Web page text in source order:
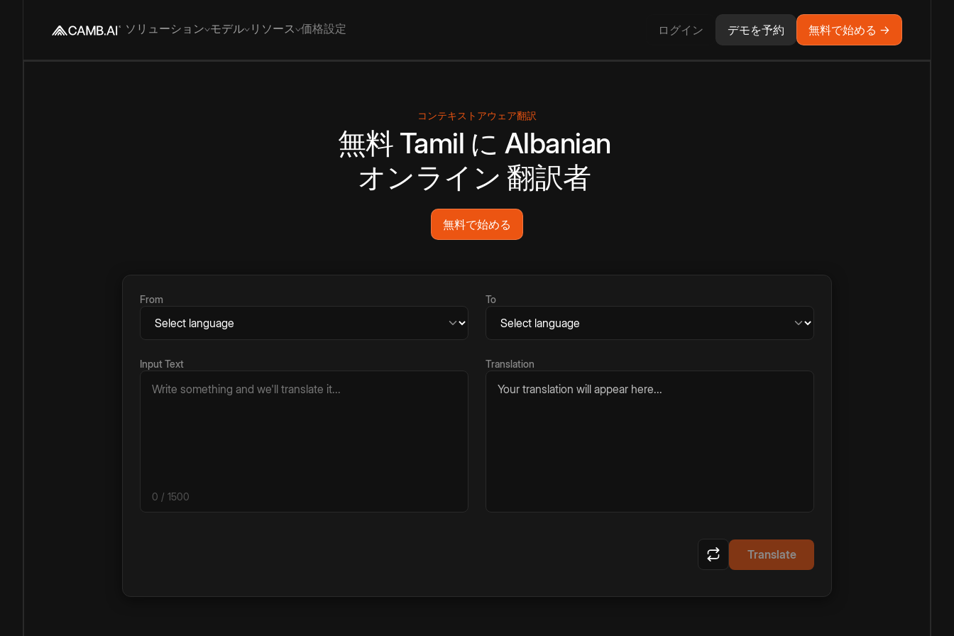
ソリューション モデル リソース 価格設定 ログイン デモを予約 無料で始める →
コンテキストアウェア翻訳
無料 Tamil に Albanian
オンライン 翻訳者
無料で始める
From To
Input Text
0 / 1500
Translation
Your translation will appear here...
Translate